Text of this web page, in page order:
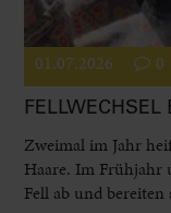
01.07.2026 0
FELLWECHSEL
Zweimal im Jahr
Haare. Im Frühjahr
Fell ab und bereiten